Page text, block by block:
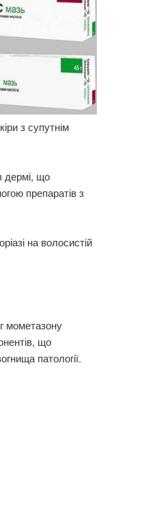
з супутнім
дермі, що
препаратів з
на волосистій
мометазону
що
патології.